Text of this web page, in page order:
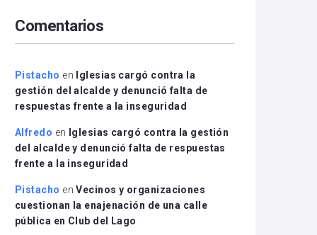
disminuir
el
Comentarios
Pistacho en
Iglesias cargó contra la
gestión del alcalde y denunció falta de
respuestas frente a la inseguridad
Alfredo en
Iglesias cargó contra la gestión
del alcalde y denunció falta de respuestas
frente a la inseguridad
Pistacho enVecinos y organizaciones
cuestionan la enajenación de una calle
pública en Club del Lago